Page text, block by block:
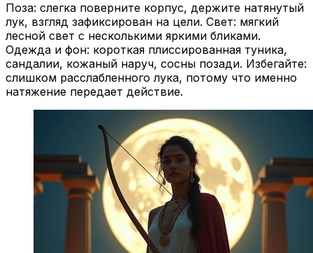
Поза: слегка поверните корпус, держите натянутый
лук, взгляд зафиксирован на цели. Свет: мягкий
лесной свет с несколькими яркими бликами.
Одежда и фон: короткая плиссированная туника,
сандалии, кожаный наруч, сосны позади. Избегайте:
слишком расслабленного лука, потому что именно
натяжение передает действие.